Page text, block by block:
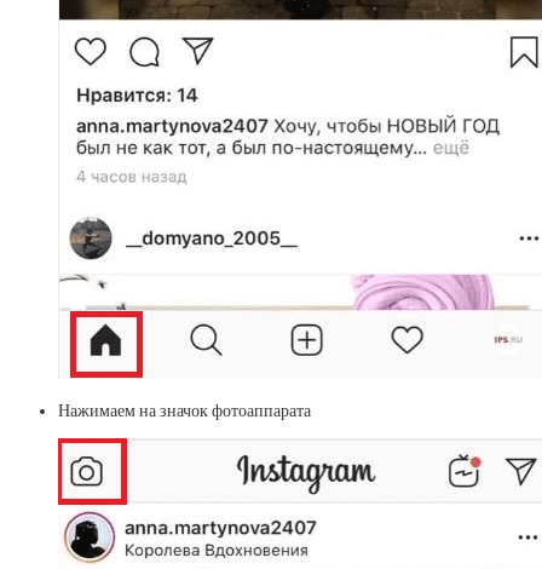
Нажимаем на значок фотоаппарата